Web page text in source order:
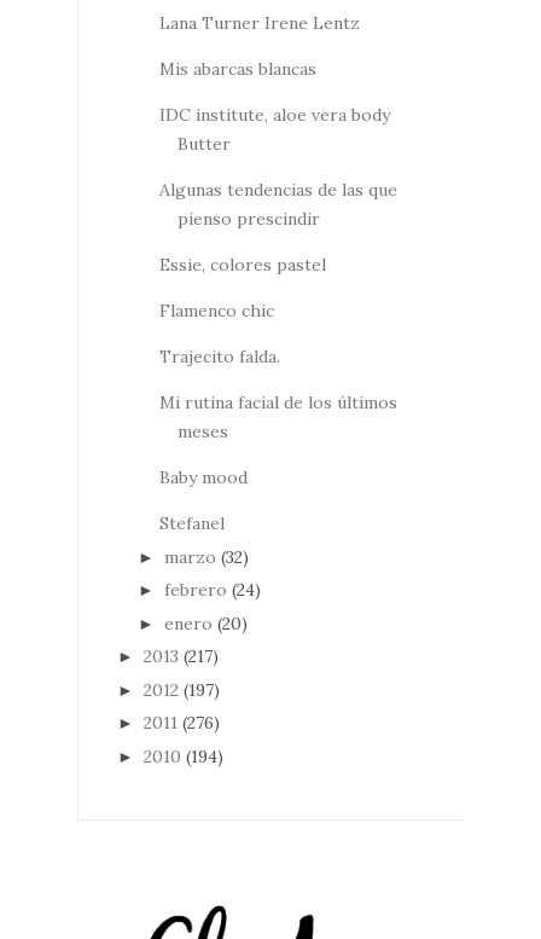
Lana Turner Irene Lentz
Mis abarcas blancas
IDC institute, aloe vera body
Butter
Algunas tendencias de las que
pienso prescindir
Essie, colores pastel
Flamenco chic
Trajecito falda.
Mi rutina facial de los últimos
meses
Baby mood
Stefanel
► marzo (32)
► febrero (24)
► enero (20)
► 2013 (217)
► 2012 (197)
► 2011 (276)
► 2010 (194)